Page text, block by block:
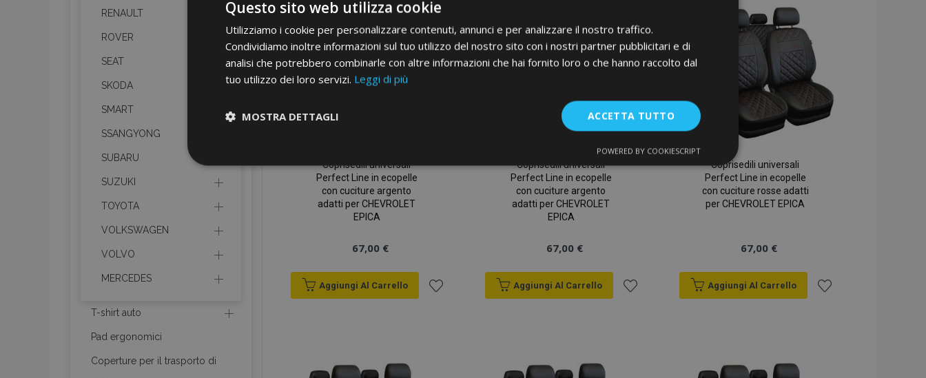
lista
desideri
desideri
Coprisedili universali
Perfect Line in ecopelle
con cuciture argento
adatti per CHEVROLET
EPICA
67,00 €
Aggiungi Al Carrello
Coprisedili universali
Perfect Line in ecopelle
con cuciture argento
adatti per CHEVROLET
EPICA
67,00 €
Aggiungi Al Carrello
Coprisedili universali
Perfect Line in ecopelle
con cuciture rosse adatti
per CHEVROLET EPICA
67,00 €
Aggiungi Al Carrello
RENAULT
ROVER
SEAT
SKODA
SMART
SSANGYONG
SUBARU
SUZUKI
TOYOTA
VOLKSWAGEN
VOLVO
MERCEDES
T-shirt auto
Pad ergonomici
Coperture per il trasporto di
Questo sito web utilizza cookie
Utilizziamo i cookie per personalizzare contenuti, annunci e per analizzare il nostro traffico.
Condividiamo inoltre informazioni sul tuo utilizzo del nostro sito con i nostri partner pubblicitari e di
analisi che potrebbero combinarle con altre informazioni che hai fornito loro o che hanno raccolto dal
tuo utilizzo dei loro servizi. Leggi di più
ACCETTA TUTTO
MOSTRA DETTAGLI
necessari
Funzionalità
I cookie strettamente necessari consentono le funzionalità principali del sito web come l'accesso dell'utente e la gestione
dell'account. Il sito web non può essere utilizzato correttamente senza i cookie strettamente necessari.
www.vtvauto.it
memoria cache locale. Quando il cookie viene
rimosso dall'applicazione back-end,
POWERED BY COOKIESCRIPT